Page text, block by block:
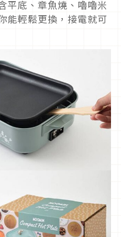
平底、章魚燒、嚕嚕米
能輕鬆更換，接電就可